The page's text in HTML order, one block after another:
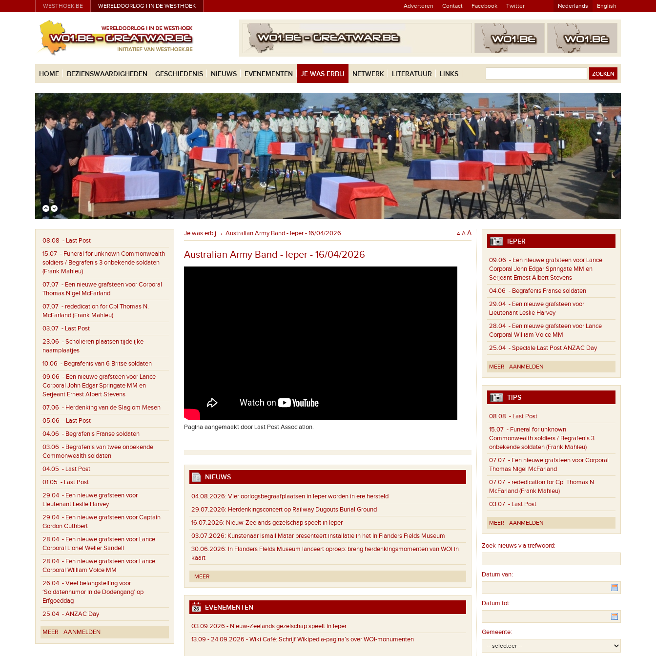
WESTHOEK.BE WERELDOORLOG I IN DE WESTHOEK Adverteren Contact Facebook Twitter Nederlands English
HOME BEZIENSWAARDIGHEDEN GESCHIEDENIS NIEUWS EVENEMENTEN JE WAS ERBIJ NETWERK LITERATUUR LINKS
08.08 - Last Post
15.07 - Funeral for unknown Commonwealth
soldiers / Begrafenis 3 onbekende soldaten
(Frank Mahieu)
07.07 - Een nieuwe grafsteen voor Corporal
Thomas Nigel McFarland
07.07 - rededication for Cpl Thomas N.
McFarland (Frank Mahieu)
03.07 - Last Post
23.06 - Scholieren plaatsen tijdelijke
naamplaatjes
10.06 - Begrafenis van 6 Britse soldaten
09.06 - Een nieuwe grafsteen voor Lance
Corporal John Edgar Springate MM en
Serjeant Ernest Albert Stevens
07.06 - Herdenking van de Slag om Mesen
05.06 - Last Post
04.06 - Begrafenis Franse soldaten
03.06 - Begrafenis van twee onbekende
Commonwealth soldaten
04.05 - Last Post
01.05 - Last Post
29.04 - Een nieuwe grafsteen voor
Lieutenant Leslie Harvey
29.04 - Een nieuwe grafsteen voor Captain
Gordon Cuthbert
28.04 - Een nieuwe grafsteen voor Lance
Corporal Lionel Weller Sandell
28.04 - Een nieuwe grafsteen voor Lance
Corporal William Voice MM
26.04 - Veel belangstelling voor
‘Soldatenhumor in de Dodengang’ op
Erfgoeddag
25.04 - ANZAC Day
MEER AANMELDEN
Je was erbij › Australian Army Band - Ieper - 16/04/2026 A A A
Australian Army Band - Ieper - 16/04/2026
Pagina aangemaakt door Last Post Association.
NIEUWS
04.08.2026: Vier oorlogsbegraafplaatsen in Ieper worden in ere hersteld
29.07.2026: Herdenkingsconcert op Railway Dugouts Burial Ground
16.07.2026: Nieuw-Zeelands gezelschap speelt in Ieper
03.07.2026: Kunstenaar Ismail Matar presenteert installatie in het In Flanders Fields Museum
30.06.2026: In Flanders Fields Museum lanceert oproep: breng herdenkingsmomenten van WOI in
kaart
MEER
EVENEMENTEN
03.09.2026 - Nieuw-Zeelands gezelschap speelt in Ieper
13.09 - 24.09.2026 -Wiki Café: Schrijf Wikipedia-pagina’s over WOI-monumenten
IEPER
09.06 - Een nieuwe grafsteen voor Lance
Corporal John Edgar Springate MM en
Serjeant Ernest Albert Stevens
04.06 - Begrafenis Franse soldaten
29.04 - Een nieuwe grafsteen voor
Lieutenant Leslie Harvey
28.04 - Een nieuwe grafsteen voor Lance
Corporal William Voice MM
25.04 - Speciale Last Post ANZAC Day
MEER AANMELDEN
TIPS
08.08 - Last Post
15.07 - Funeral for unknown
Commonwealth soldiers / Begrafenis 3
onbekende soldaten (Frank Mahieu)
07.07 - Een nieuwe grafsteen voor Corporal
Thomas Nigel McFarland
07.07 - rededication for Cpl Thomas N.
McFarland (Frank Mahieu)
03.07 - Last Post
MEER AANMELDEN
Zoek nieuws via trefwoord:
Datum van:
Datum tot:
Gemeente: